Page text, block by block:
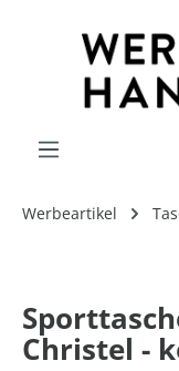
Werbeartikel
Christel -